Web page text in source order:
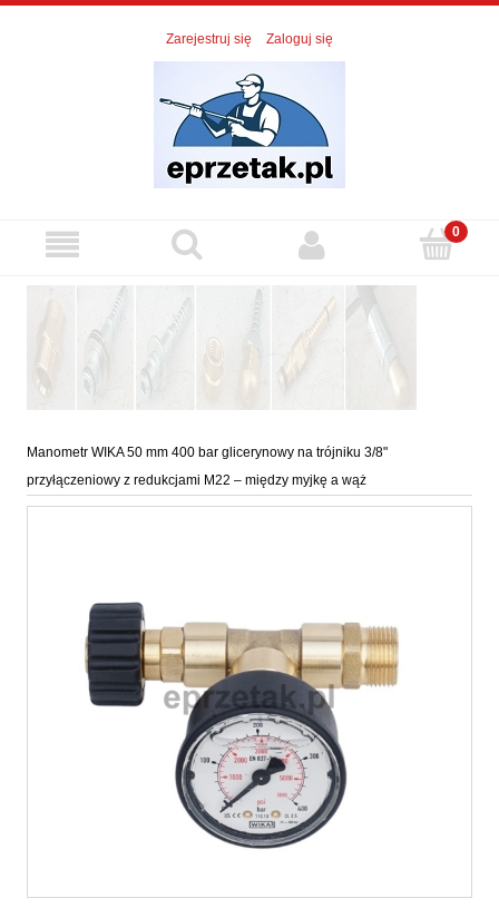
Zarejestruj się Zaloguj się
Manometr WIKA 50 mm 400 bar glicerynowy na trójniku 3/8"
przyłączeniowy z redukcjami M22 – między myjkę a wąż